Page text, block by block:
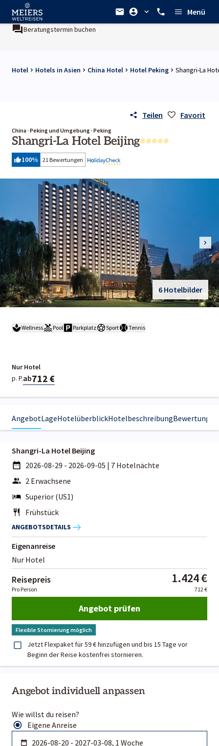
Menü
Beratungstermin buchen
Hotel Hotels in Asien China Hotel Hotel Peking Shangri-La
Teilen Favorit
China · Peking und Umgebung · Peking
Shangri-La Hotel Beijing
100% 21 Bewertungen
6 Hotelbilder
Wellness Pool Parkplatz Sport Tennis
Nur Hotel
p. P.ab712 €
AngebotLageHotelüberblickHotelbeschreibungBewertungen
Angebot individuell anpassen
Wie willst du reisen?
Eigene Anreise
Shangri-La Hotel Beijing
2026-08-29 - 2026-09-05 | 7 Hotelnächte
2 Erwachsene
Superior (US1)
Frühstück
ANGEBOTSDETAILS
Eigenanreise
Nur Hotel
Reisepreis 1.424 €
Pro Person 712 €
Angebot prüfen
Flexible Stornierung möglich
Jetzt Flexpaket für 59 € hinzufügen und bis 15 Tage vor
Beginn der Reise kostenfrei stornieren.